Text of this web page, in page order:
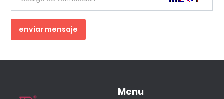
enviar mensaje
Menu